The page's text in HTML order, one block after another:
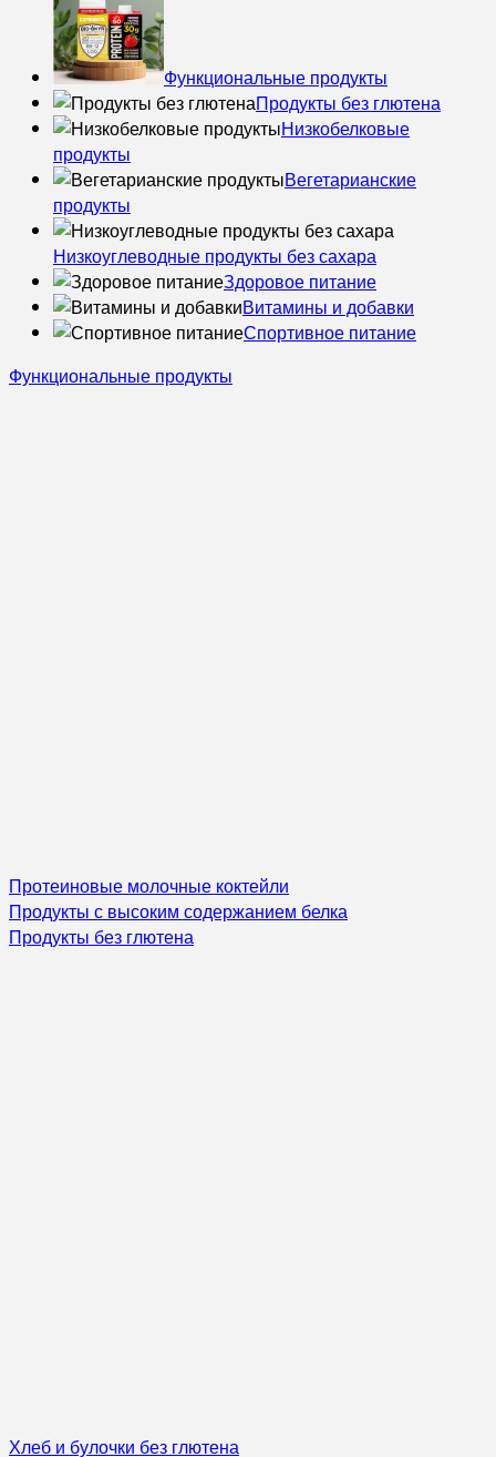
Функциональные продукты
Продукты без глютена
Низкобелковые
продукты
Вегетарианские
продукты
Низкоуглеводные продукты без сахара
Здоровое питание
Витамины и добавки
Спортивное питание
Функциональные продукты
Протеиновые молочные коктейли
Продукты с высоким содержанием белка
Продукты без глютена
Хлеб и булочки без глютена